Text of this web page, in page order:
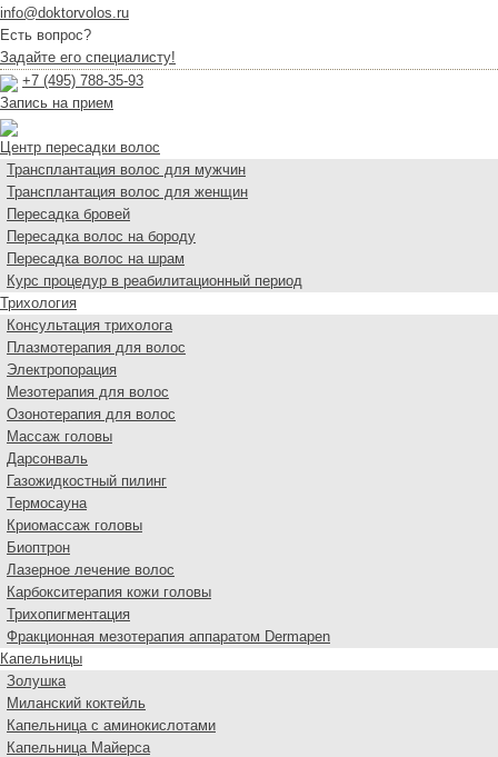
info@doktorvolos.ru
Есть вопрос?
Задайте его специалисту!
+7 (495) 788-35-93
Запись на прием
Центр пересадки волос
Трансплантация волос для мужчин
Трансплантация волос для женщин
Пересадка бровей
Пересадка волос на бороду
Пересадка волос на шрам
Курс процедур в реабилитационный период
Трихология
Консультация трихолога
Плазмотерапия для волос
Электропорация
Мезотерапия для волос
Озонотерапия для волос
Массаж головы
Дарсонваль
Газожидкостный пилинг
Термосауна
Криомассаж головы
Биоптрон
Лазерное лечение волос
Карбокситерапия кожи головы
Трихопигментация
Фракционная мезотерапия аппаратом Dermapen
Капельницы
Золушка
Миланский коктейль
Капельница с аминокислотами
Капельница Майерса